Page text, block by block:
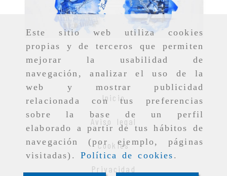
Este sitio web utiliza cookies
propias y de terceros que permiten
mejorar la usabilidad de
navegación, analizar el uso de la
web y mostrar publicidad
relacionada con tus preferencias
sobre la base de un perfil
elaborado a partir de tus hábitos de
navegación (por ejemplo, páginas
visitadas). Política de cookies .
Inicio
Aviso legal
Cookies
Privacidad